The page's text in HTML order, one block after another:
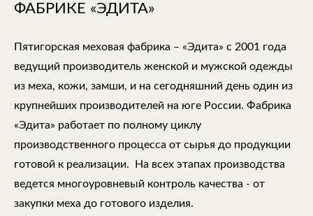
ФАБРИКЕ «ЭДИТА»
Пятигорская меховая фабрика – «Эдита» с 2001 года
ведущий производитель женской и мужской одежды
из меха, кожи, замши, и на сегодняшний день один из
крупнейших производителей на юге России. Фабрика
«Эдита» работает по полному циклу
производственного процесса от сырья до продукции
готовой к реализации. На всех этапах производства
ведется многоуровневый контроль качества - от
закупки меха до готового изделия.